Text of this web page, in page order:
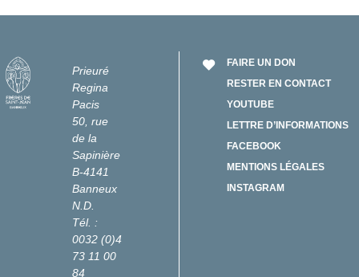
Prieuré
Regina
Pacis
50, rue
de la
Sapinière
B-4141
Banneux
N.D.
Tél. :
0032 (0)4
73 11 00
84
FAIRE UN DON
RESTER EN CONTACT
YOUTUBE
LETTRE D’INFORMATIONS
FACEBOOK
MENTIONS LÉGALES
INSTAGRAM